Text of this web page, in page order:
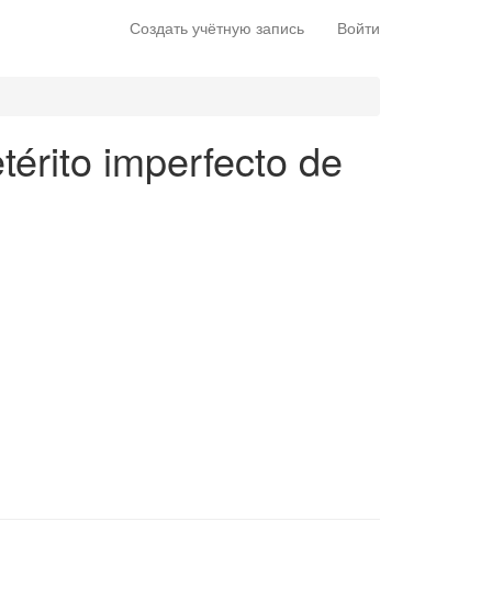
Создать учётную запись Войти
imperfecto de